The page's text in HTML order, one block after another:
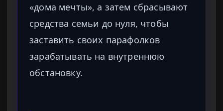
«дома мечты», а затем сбрасывают
средства семьи до нуля, чтобы
заставить своих парафолков
зарабатывать на внутреннюю
обстановку.